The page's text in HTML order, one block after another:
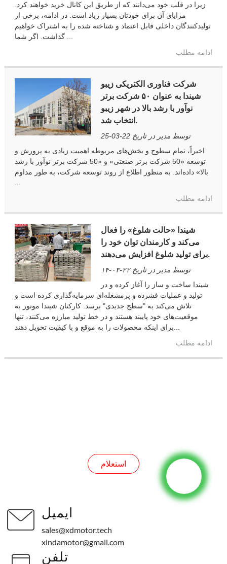
زیرا در قلب خود می‌دانند که از طریق این کانال خرید خواهند کرد.
مزایای آن برای خودتان بسیار زیاد است. در ادامه، برخی از
تولیدکنندگان داخلی قابل اعتماد و شناخته شده را به اشتراک خواهیم
گذاشت. اگر شما ...
ادامه مطلب
شرکت فناوری الکتریکی زیبو
شیندا به عنوان ۵۰ شرکت برتر
نوآور با رشد بالا در شهر زیبو
انتخاب شد.
توسط مدیر در تاریخ 22-03-25
اخیراً، تمام سطوح و بخش‌های مربوطه اهمیت زیادی به پرورش و
توسعه «50 شرکت برتر صنعتی» و «50 شرکت برتر نوآور با رشد
بالا» داده‌اند. به منظور اطلاع از روند توسعه شرکت، به طور مداوم
ادامه مطلب
شیندا «حالت شلوغ» را فعال
می‌کند و کارمندان توان خود را
برای تولید شلوغ افزایش می‌دهند.
توسط مدیر در تاریخ ۲۲-۰۳-۱۴
شیندا ساخت و ساز را آغاز کرده و در
تولید و عملیات فشرده و پرمشغله‌ای سرمایه‌گذاری کرده است و
تلاش می‌کند به "سطح جدیدی" برسد. کارکنان شیندا موتور به
موقعیت‌های خود پایبند هستند و در خط تولید مبارزه می‌کنند، تنها
ادامه مطلب
استعلام
ایمیل
sales@xdmotor.tech
xindamotor@gmail.com
تلفن